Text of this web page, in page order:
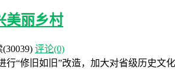
丽乡村
(30039) 评论(0)
行“修旧如旧”改造，加大对省级历史